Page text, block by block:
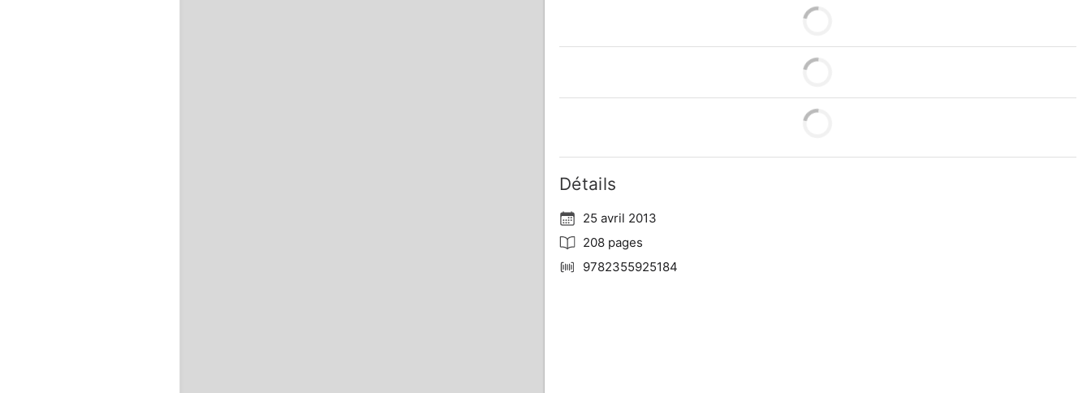
Détails
25 avril 2013
208 pages
9782355925184